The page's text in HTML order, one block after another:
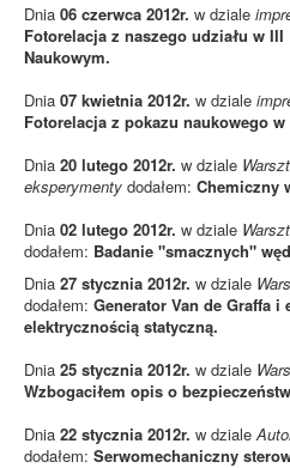
Dnia 06 czerwca 2012r. w dziale
Fotorelacja z naszego udziału w
Naukowym.
Dnia 07 kwietnia 2012r. w dziale
Fotorelacja z pokazu naukowego
Dnia 20 lutego 2012r. w dziale
eksperymenty dodałem: Chemiczny
Dnia 02 lutego 2012r. w dziale
dodałem: Badanie "smacznych"
Dnia 27 stycznia 2012r. w dziale
dodałem: Generator Van de Graffa i
elektrycznością statyczną.
Dnia 25 stycznia 2012r. w dziale
Wzbogaciłem opis o
Dnia 22 stycznia 2012r. w dziale
dodałem: Serwomechaniczny